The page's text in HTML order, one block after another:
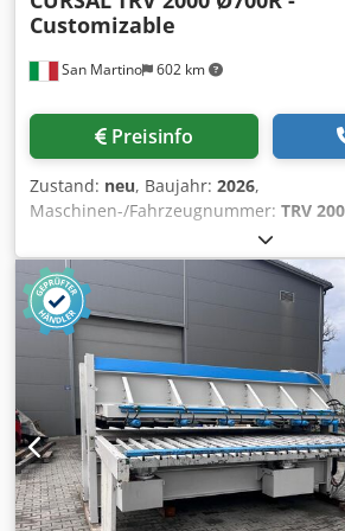
San Martino 602 km
Customizable
Preisinfo
Zustand: neu, Baujahr: 2026,
Maschinen-/Fahrzeugnummer: TRV
Hochgeschwindigkeits-Optimierung in
2000 Macht Es Möglich! Entdecken Sie
perfekten Optimierer für sowohl
ungehobelte Bretter, der hohe
Schnittkapazität und unglaubliche
Eine perfekte Kombination aus
Arbeitszyklus in Ihrer Sägerei
Fortschrittliche Technologie für
Der TRV 2000 ist mit der bewährten
ausgestattet, die auch andere
Diese Software ist die ideale Lösung,
Produktionsprozess zu beschleunigen,